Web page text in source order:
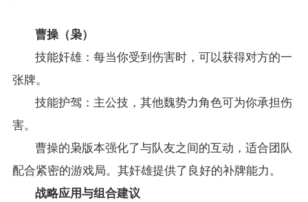
曹操（枭）
技能奸雄：每当你受到伤害时，可以获得对方的一
张牌。
技能护驾：主公技，其他魏势力角色可为你承担伤
害。
曹操的枭版本强化了与队友之间的互动，适合团队
配合紧密的游戏局。其奸雄提供了良好的补牌能力。
战略应用与组合建议